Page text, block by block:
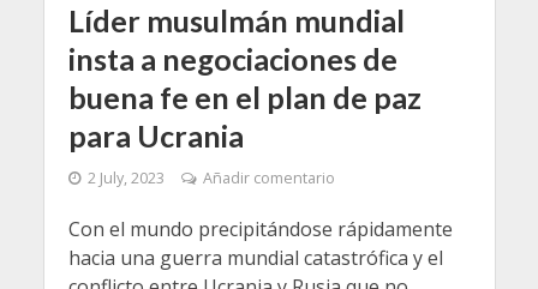
Líder musulmán mundial
insta a negociaciones de
buena fe en el plan de paz
para Ucrania
2 July, 2023 Añadir comentario
Con el mundo precipitándose rápidamente
hacia una guerra mundial catastrófica y el